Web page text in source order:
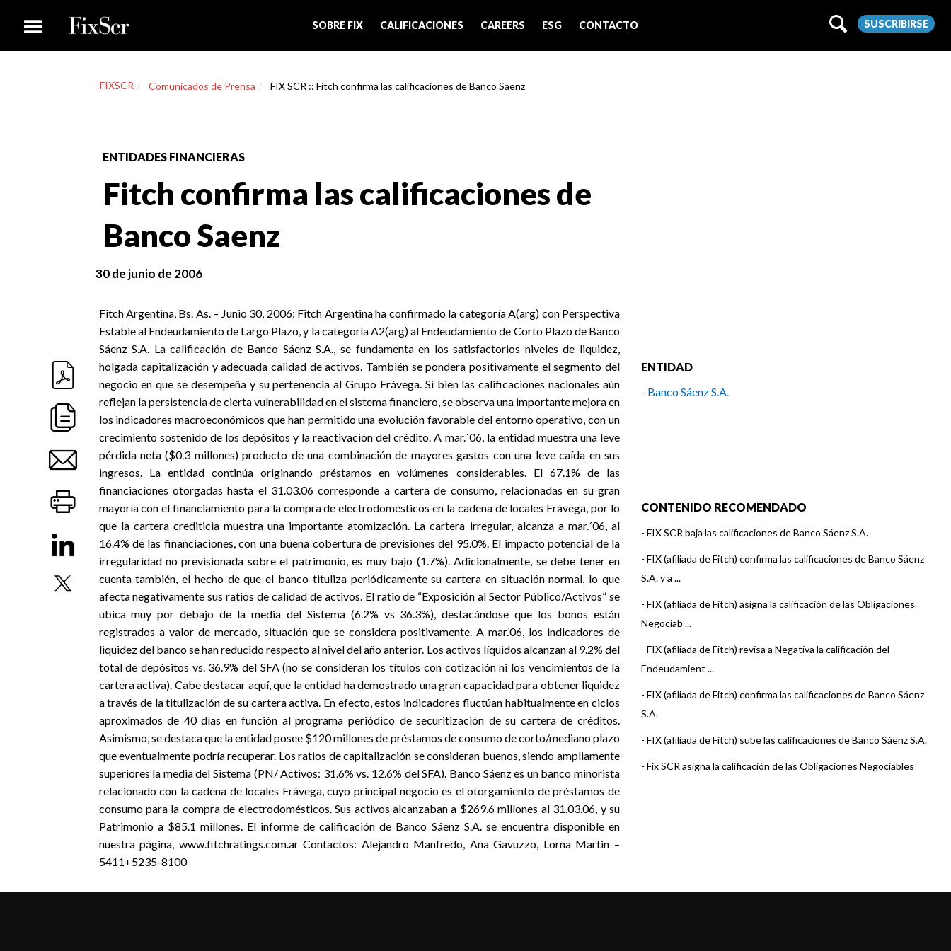
SOBRE FIX CALIFICACIONES CAREERS ESG CONTACTO SUSCRIBIRSE
FIXSCR Comunicados de Prensa FIX SCR :: Fitch confirma las calificaciones de Banco Saenz
ENTIDADES FINANCIERAS
Fitch confirma las calificaciones de
Banco Saenz
30 de junio de 2006
Fitch Argentina, Bs. As. – Junio 30, 2006: Fitch Argentina ha confirmado la categoría A(arg) con Perspectiva
Estable al Endeudamiento de Largo Plazo, y la categoría A2(arg) al Endeudamiento de Corto Plazo de Banco
Sáenz S.A. La calificación de Banco Sáenz S.A., se fundamenta en los satisfactorios niveles de liquidez,
holgada capitalización y adecuada calidad de activos. También se pondera positivamente el segmento del
negocio en que se desempeña y su pertenencia al Grupo Frávega. Si bien las calificaciones nacionales aún
reflejan la persistencia de cierta vulnerabilidad en el sistema financiero, se observa una importante mejora en
los indicadores macroeconómicos que han permitido una evolución favorable del entorno operativo, con un
crecimiento sostenido de los depósitos y la reactivación del crédito. A mar.´06, la entidad muestra una leve
pérdida neta ($0.3 millones) producto de una combinación de mayores gastos con una leve caída en sus
ingresos. La entidad continúa originando préstamos en volúmenes considerables. El 67.1% de las
financiaciones otorgadas hasta el 31.03.06 corresponde a cartera de consumo, relacionadas en su gran
mayoría con el financiamiento para la compra de electrodomésticos en la cadena de locales Frávega, por lo
que la cartera crediticia muestra una importante atomización. La cartera irregular, alcanza a mar.´06, al
16.4% de las financiaciones, con una buena cobertura de previsiones del 95.0%. El impacto potencial de la
irregularidad no previsionada sobre el patrimonio, es muy bajo (1.7%). Adicionalmente, se debe tener en
cuenta también, el hecho de que el banco tituliza periódicamente su cartera en situación normal, lo que
afecta negativamente sus ratios de calidad de activos. El ratio de “Exposición al Sector Público/Activos” se
ubica muy por debajo de la media del Sistema (6.2% vs 36.3%), destacándose que los bonos están
registrados a valor de mercado, situación que se considera positivamente. A mar.’06, los indicadores de
liquidez del banco se han reducido respecto al nivel del año anterior. Los activos líquidos alcanzan al 9.2% del
total de depósitos vs. 36.9% del SFA (no se consideran los títulos con cotización ni los vencimientos de la
cartera activa). Cabe destacar aquí, que la entidad ha demostrado una gran capacidad para obtener liquidez
a través de la titulización de su cartera activa. En efecto, estos indicadores fluctúan habitualmente en ciclos
aproximados de 40 días en función al programa periódico de securitización de su cartera de créditos.
Asimismo, se destaca que la entidad posee $120 millones de préstamos de consumo de corto/mediano plazo
que eventualmente podría recuperar. Los ratios de capitalización se consideran buenos, siendo ampliamente
superiores la media del Sistema (PN/ Activos: 31.6% vs. 12.6% del SFA). Banco Sáenz es un banco minorista
relacionado con la cadena de locales Frávega, cuyo principal negocio es el otorgamiento de préstamos de
consumo para la compra de electrodomésticos. Sus activos alcanzaban a $269.6 millones al 31.03.06, y su
Patrimonio a $85.1 millones. El informe de calificación de Banco Sáenz S.A. se encuentra disponible en
nuestra página, www.fitchratings.com.ar Contactos: Alejandro Manfredo, Ana Gavuzzo, Lorna Martin –
5411+5235-8100
ENTIDAD
- Banco Sáenz S.A.
CONTENIDO RECOMENDADO
- FIX SCR baja las calificaciones de Banco Sáenz S.A.
- FIX (afiliada de Fitch) confirma las calificaciones de Banco Sáenz
S.A. y a ...
- FIX (afiliada de Fitch) asigna la calificación de las Obligaciones
Negociab ...
- FIX (afiliada de Fitch) revisa a Negativa la calificación del
Endeudamient ...
- FIX (afiliada de Fitch) confirma las calificaciones de Banco Sáenz
S.A.
- FIX (afiliada de Fitch) sube las calificaciones de Banco Sáenz S.A.
- Fix SCR asigna la calificación de las Obligaciones Negociables